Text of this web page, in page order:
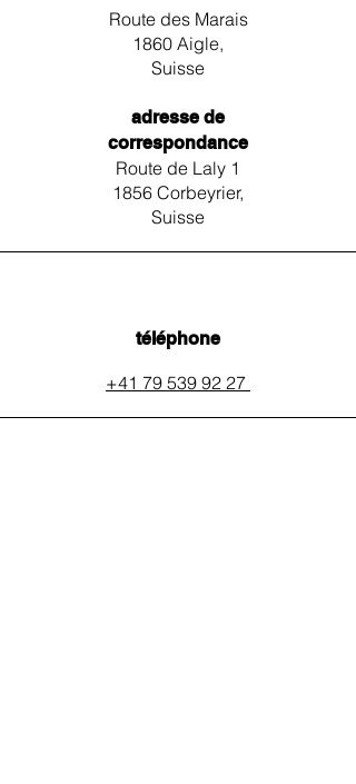
Route des Marais
1860 Aigle,
Suisse
adresse de
correspondance
Route de Laly 1
1856 Corbeyrier,
Suisse
téléphone
+41 79 539 92 27